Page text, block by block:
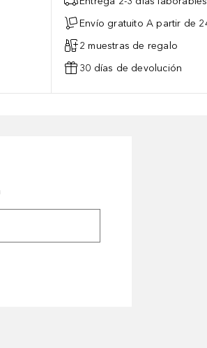
Envío gratuito A partir de
2 muestras de regalo
30 días de devolución